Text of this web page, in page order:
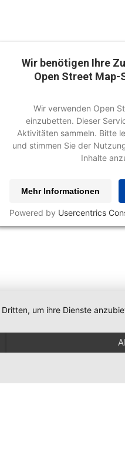
Wir benötigen Ihre
Open Street Map-
Wir verwenden Open
einzubetten. Dieser
Aktivitäten sammeln. Bitte
und stimmen Sie der
Inhalte
Mehr Informationen
Powered by Usercentrics
um ihre Dienste